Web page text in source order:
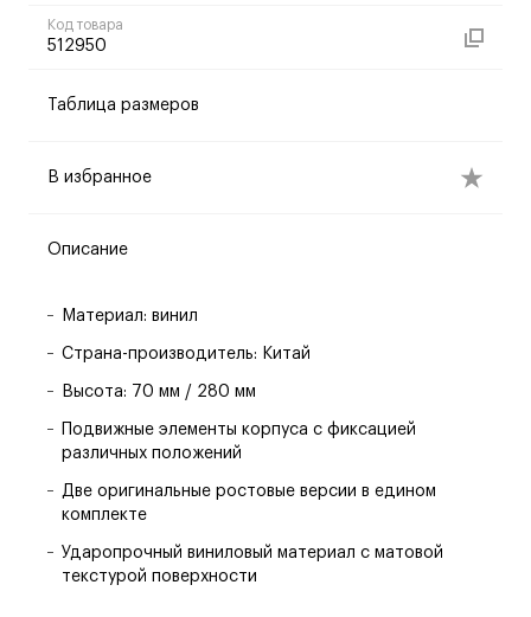
Код товара
512950
Таблица размеров
В избранное
Описание
Материал: винил
Страна-производитель: Китай
Высота: 70 мм / 280 мм
Подвижные элементы корпуса с фиксацией
различных положений
Две оригинальные ростовые версии в едином
комплекте
Ударопрочный виниловый материал с матовой
текстурой поверхности